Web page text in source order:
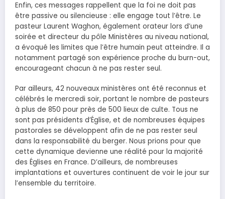
Enfin, ces messages rappellent que la foi ne doit pas
être passive ou silencieuse : elle engage tout l’être. Le
pasteur Laurent Waghon, également orateur lors d’une
soirée et directeur du pôle Ministères au niveau national,
a évoqué les limites que l’être humain peut atteindre. Il a
notamment partagé son expérience proche du burn-out,
encourageant chacun à ne pas rester seul.
Par ailleurs, 42 nouveaux ministères ont été reconnus et
célébrés le mercredi soir, portant le nombre de pasteurs
à plus de 850 pour près de 500 lieux de culte. Tous ne
sont pas présidents d’Église, et de nombreuses équipes
pastorales se développent afin de ne pas rester seul
dans la responsabilité du berger. Nous prions pour que
cette dynamique devienne une réalité pour la majorité
des Églises en France. D’ailleurs, de nombreuses
implantations et ouvertures continuent de voir le jour sur
l’ensemble du territoire.